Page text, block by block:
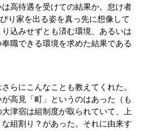
高待遇を受けての結果か。怠け者
り家を出る姿を真っ先に想像して
り込みせずとも済む環境、あるいは
職できる環境を求めた結果である
らにこんなことも教えてくれた。
高見「町」というのはあった（も
津宿は組制度が取られていて、上
組割り？があった。それに由来す